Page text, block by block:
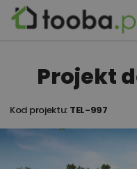
Projekt
Kod projektu: TEL-997